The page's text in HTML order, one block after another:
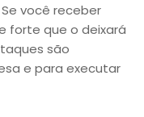
você receber
forte que o deixará
são
e para executar